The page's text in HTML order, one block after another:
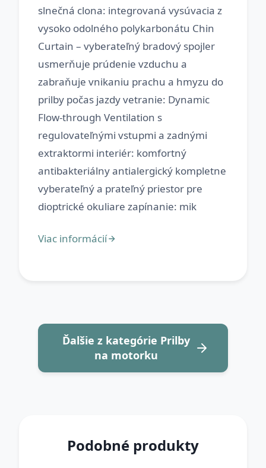
slnečná clona: integrovaná vysúvacia z
vysoko odolného polykarbonátu Chin
Curtain – vyberateľný bradový spojler
usmerňuje prúdenie vzduchu a
zabraňuje vnikaniu prachu a hmyzu do
prilby počas jazdy vetranie: Dynamic
Flow-­through Ventilation s
regulovateľnými vstupmi a zadnými
extraktormi interiér: komfortný
antibakteriálny antialergický kompletne
vyberateľný a prateľný priestor pre
Ďalšie z kategórie Prilby
na motorku
Podobné produkty